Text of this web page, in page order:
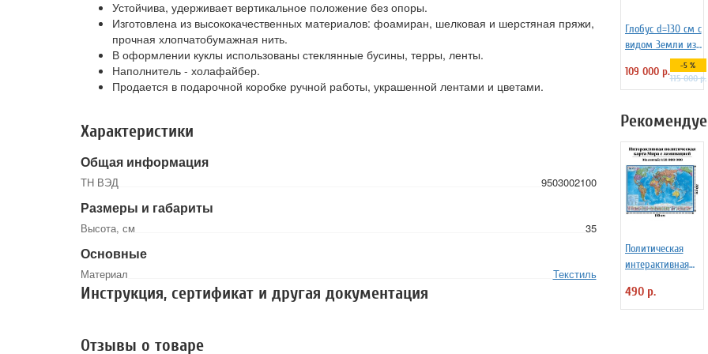
Устойчива, удерживает вертикальное положение без опоры.
Изготовлена из высококачественных материалов: фоамиран, шелковая и шерстяная пряжи,
прочная хлопчатобумажная нить.
В оформлении куклы использованы стеклянные бусины, терры, ленты.
Наполнитель - холафайбер.
Продается в подарочной коробке ручной работы, украшенной лентами и цветами.
Характеристики
Общая информация
ТН ВЭД 9503002100
Размеры и габариты
Высота, см 35
Основные
Материал Текстиль
Инструкция, сертификат и другая документация
Глобус d=130 см c
видом Земли из
космоса на
пластиковой
подставке, арт.
109 000 р. -5 %
115 000 р.
Политическая
интерактивная
ламинацией в
тубусе, 110 х 80
490 р.
Отзывы о товаре